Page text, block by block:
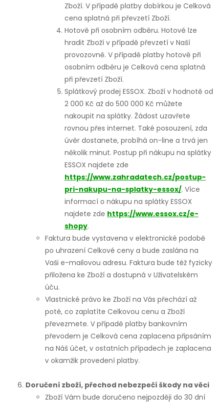
Zboží. V případě platby dobírkou je Celková
cena splatná při převzetí Zboží.
Hotově při osobním odběru. Hotově lze
hradit Zboží v případě převzetí v Naší
provozovně. V případě platby hotově při
osobním odběru je Celková cena splatná
při převzetí Zboží.
Splátkový prodej ESSOX. Zboží v hodnotě od
2 000 Kč až do 500 000 Kč můžete
nakoupit na splátky. Žádost uzavřete
rovnou přes internet. Také posouzení, zda
úvěr dostanete, probíhá on-line a trvá jen
několik minut. Postup při nákupu na splátky
ESSOX najdete zde
https://www.zahradatech.cz/postup-
pri-nakupu-na-splatky-essox/. Více
informací o nákupu na splátky ESSOX
najdete zde https://www.essox.cz/e-
shopy.
Faktura bude vystavena v elektronické podobě
po uhrazení Celkové ceny a bude zaslána na
Vaši e-mailovou adresu. Faktura bude též fyzicky
přiložena ke Zboží a dostupná v Uživatelském
úču.
Vlastnické právo ke Zboží na Vás přechází až
poté, co zaplatíte Celkovou cenu a Zboží
převezmete. V případě platby bankovním
převodem je Celková cena zaplacena připsáním
na Náš účet, v ostatních případech je zaplacena
v okamžik provedení platby.
Doručení zboží, přechod nebezpečí škody na věci
Zboží Vám bude doručeno nejpozději do 30 dní